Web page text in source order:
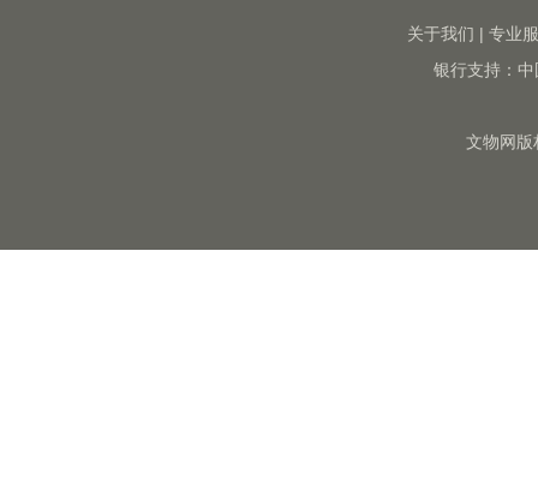
关于我们 | 专业
银行支持：
文物网